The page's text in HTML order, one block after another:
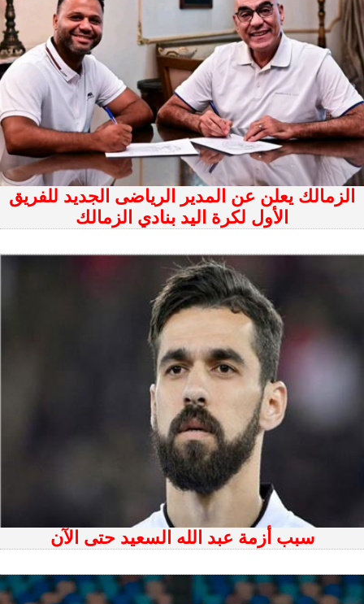
الزمالك يعلن عن المدير الرياضى الجديد للفريق
الأول لكرة اليد بنادي الزمالك
سبب أزمة عبد الله السعيد حتى الآن